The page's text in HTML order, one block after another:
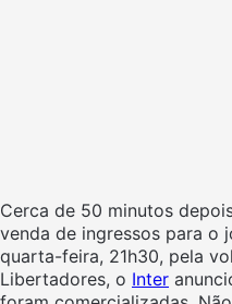
Cerca de 50 minutos
venda de ingressos para o
quarta-feira, 21h30, pela
Libertadores, o Inter